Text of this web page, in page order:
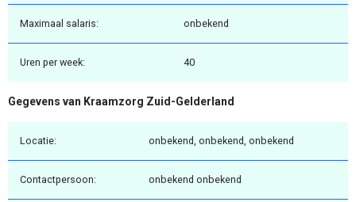
Maximaal salaris: onbekend
Uren per week: 40
Gegevens van Kraamzorg Zuid-Gelderland
Locatie: onbekend, onbekend, onbekend
Contactpersoon: onbekend onbekend